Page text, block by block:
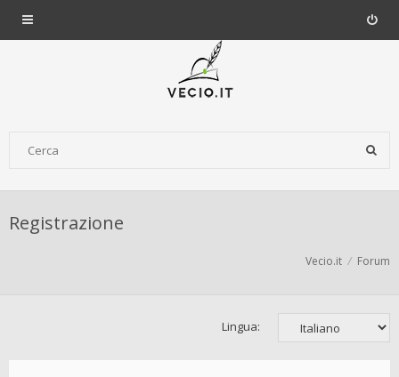
Registrazione
Vecio.it Forum
Lingua: